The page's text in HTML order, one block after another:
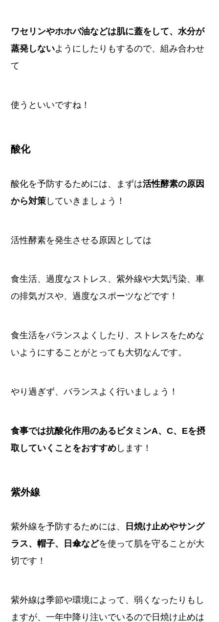
ワセリンやホホバ油などは肌に蓋をして、水分が
蒸発しないようにしたりもするので、組み合わせ
て
使うといいですね！
酸化
酸化を予防するためには、まずは活性酵素の原因
から対策 していきましょう！
活性酵素を発生させる原因としては
食生活、過度なストレス、紫外線や大気汚染、車
の排気ガスや、過度なスポーツなどです！
食生活をバランスよくしたり、ストレスをためな
いようにすることがとっても大切なんです。
やり過ぎず、バランスよく行いましょう！
食事では抗酸化作用のあるビタミンA、C、Eを摂
取していくことをおすすめ します！
紫外線
紫外線を予防するためには、
日焼け止めやサング
ラス、帽子、日傘などを使って肌を守ることが大
切です！
紫外線は季節や環境によって、弱くなったりもし
ますが、一年中降り注いでいるので日焼け止めは